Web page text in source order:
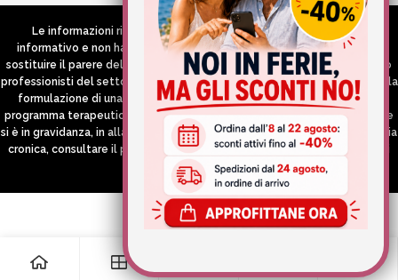
Le informazioni riportate nel Sito hanno esclusivamente scopo
informativo e non hanno in alcun modo né la pretesa né l’obiettivo di
sostituire il parere del medico e/o specialista, di altri operatori sanitari o
professionisti del settore che devono in ogni caso essere contattati per la
formulazione di una diagnosi o l’indicazione di un eventuale corretto
programma terapeutico e/o dietetico e/o di integrazione alimentare. Se
si è in gravidanza, in allattamento o si stanno assumendo farmaci in terapia
cronica, consultare il proprio medico curante prima di assumere qualsiasi
integratore.